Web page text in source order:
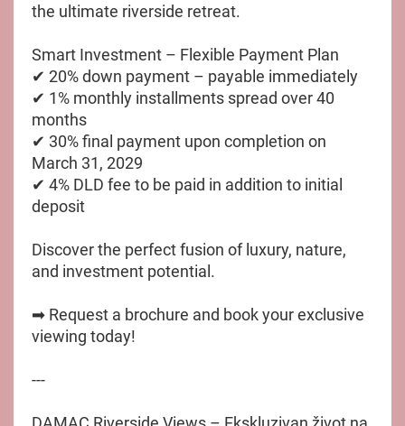
the ultimate riverside retreat.
Smart Investment – Flexible Payment Plan
✔ 20% down payment – payable immediately
✔ 1% monthly installments spread over 40
months
✔ 30% final payment upon completion on
March 31, 2029
✔ 4% DLD fee to be paid in addition to initial
deposit
Discover the perfect fusion of luxury, nature,
and investment potential.
➡ Request a brochure and book your exclusive
viewing today!
---